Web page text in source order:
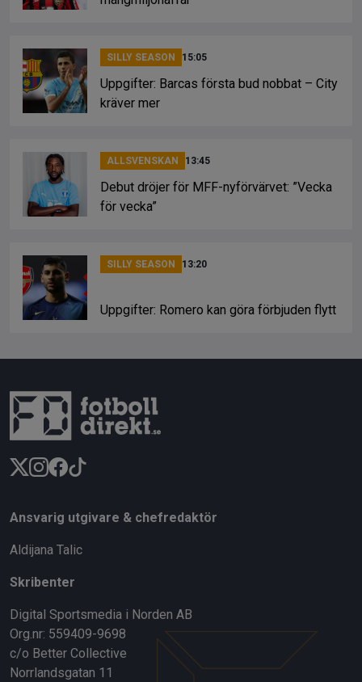
SILLY SEASON 15:05
Uppgifter: Barcas första bud nobbat – City
kräver mer
ALLSVENSKAN 13:45
Debut dröjer för MFF-nyförvärvet: ”Vecka
för vecka”
SILLY SEASON 13:20
Uppgifter: Romero kan göra förbjuden flytt
Ansvarig utgivare & chefredaktör
Aldijana Talic
Skribenter
Digital Sportsmedia i Norden AB
Org.nr: 559409-9698
c/o Better Collective
Norrlandsgatan 11